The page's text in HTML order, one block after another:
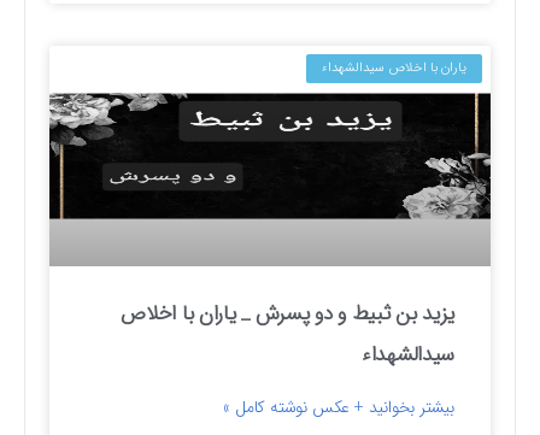
یاران با اخلاص سیدالشهداء
یزید بن ثبیط و دو پسرش _ یاران با اخلاص
سیدالشهداء
بیشتر بخوانید + عکس نوشته کامل »